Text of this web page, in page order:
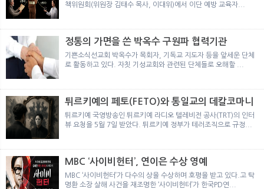
책위원회(위원장 김태수 목사, 이대위)에서 이단 예방 교육자...
정통의 가면을 쓴 박옥수 구원파 협력기관
기쁜소식선교회 박옥수가 목회자, 기독교 지도자 등을 앞세운 단체
로 활동하고 있다. 자칫 기성교회와 관련된 단체들로 오해할 ...
튀르키예의 페토(FETO)와 통일교의 데칼코마니
튀르키예 국영방송인 튀르키예 라디오 텔레비전 공사(TRT)의 인터
뷰 요청을 5월 7일 받았다. 튀르키예 정부가 테러조직으로 규정...
MBC ‘사이비헌터’, 연이은 수상 영예
MBC ‘사이비헌터’가 다수의 상을 수상하며 호평을 받고 있다.고 탁
명환 소장 살해 사건을 재조명한 ‘사이비헌터’가 한국PD연...